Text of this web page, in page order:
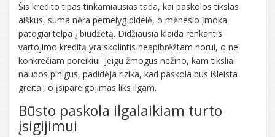
Šis kredito tipas tinkamiausias tada, kai paskolos tikslas
aiškus, suma nėra pernelyg didelė, o mėnesio įmoka
patogiai telpa į biudžetą. Didžiausia klaida renkantis
vartojimo kreditą yra skolintis neapibrėžtam norui, o ne
konkrečiam poreikiui. Jeigu žmogus nežino, kam tiksliai
naudos pinigus, padidėja rizika, kad paskola bus išleista
greitai, o įsipareigojimas liks ilgam.
Būsto paskola ilgalaikiam turto
įsigijimui